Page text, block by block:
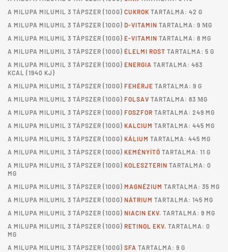
A MILUPA MILUMIL 3 TÁPSZER (100G) CUKROK TARTALMA: 42 G
A MILUPA MILUMIL 3 TÁPSZER (100G) D-VITAMIN TARTALMA: 9 ΜG
A MILUPA MILUMIL 3 TÁPSZER (100G) E-VITAMIN TARTALMA: 8 MG
A MILUPA MILUMIL 3 TÁPSZER (100G) ÉLELMI ROST TARTALMA: 5 G
A MILUPA MILUMIL 3 TÁPSZER (100G) ENERGIA TARTALMA: 463
KCAL (1940 KJ)
A MILUPA MILUMIL 3 TÁPSZER (100G) FEHÉRJE TARTALMA: 9 G
A MILUPA MILUMIL 3 TÁPSZER (100G) FOLSAV TARTALMA: 83 ΜG
A MILUPA MILUMIL 3 TÁPSZER (100G) FOSZFOR TARTALMA: 249 MG
A MILUPA MILUMIL 3 TÁPSZER (100G) KALCIUM TARTALMA: 445 MG
A MILUPA MILUMIL 3 TÁPSZER (100G) KÁLIUM TARTALMA: 445 MG
A MILUPA MILUMIL 3 TÁPSZER (100G) KEMÉNYÍTŐ TARTALMA: 11 G
A MILUPA MILUMIL 3 TÁPSZER (100G) KOLESZTERIN TARTALMA: 0
MG
A MILUPA MILUMIL 3 TÁPSZER (100G) MAGNÉZIUM TARTALMA: 35 MG
A MILUPA MILUMIL 3 TÁPSZER (100G) NÁTRIUM TARTALMA: 145 MG
A MILUPA MILUMIL 3 TÁPSZER (100G) NIACIN EKV. TARTALMA: 9 MG
A MILUPA MILUMIL 3 TÁPSZER (100G) RETINOL EKV. TARTALMA: 0
MG
A MILUPA MILUMIL 3 TÁPSZER (100G) SFA TARTALMA: 9 G